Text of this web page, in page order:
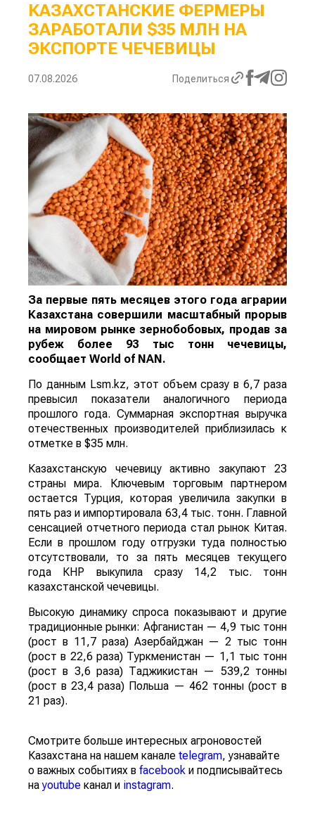
КАЗАХСТАНСКИЕ ФЕРМЕРЫ
ЗАРАБОТАЛИ $35 МЛН НА
ЭКСПОРТЕ ЧЕЧЕВИЦЫ
07.08.2026 Поделиться
За первые пять месяцев этого года аграрии
Казахстана совершили масштабный прорыв
на мировом рынке зернобобовых, продав за
рубеж более 93 тыс тонн чечевицы,
сообщает World of NAN .
По данным Lsm.kz, этот объем сразу в 6,7 раза
превысил показатели аналогичного периода
прошлого года. Суммарная экспортная выручка
отечественных производителей приблизилась к
отметке в $35 млн.
Казахстанскую чечевицу активно закупают 23
страны мира. Ключевым торговым партнером
остается Турция, которая увеличила закупки в
пять раз и импортировала 63,4 тыс. тонн. Главной
сенсацией отчетного периода стал рынок Китая.
Если в прошлом году отгрузки туда полностью
отсутствовали, то за пять месяцев текущего
года КНР выкупила сразу 14,2 тыс. тонн
казахстанской чечевицы.
Высокую динамику спроса показывают и другие
традиционные рынки: Афганистан — 4,9 тыс тонн
(рост в 11,7 раза) Азербайджан — 2 тыс тонн
(рост в 22,6 раза) Туркменистан — 1,1 тыс тонн
(рост в 3,6 раза) Таджикистан — 539,2 тонны
(рост в 23,4 раза) Польша — 462 тонны (рост в
21 раз).
Смотрите больше интересных агроновостей
Казахстана на нашем канале telegram, узнавайте
о важных событиях в facebook и подписывайтесь
наyoutube канал и instagram.